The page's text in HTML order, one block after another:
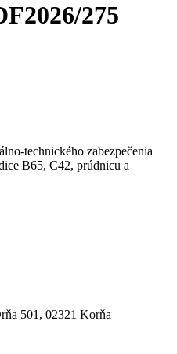
275
technického zabezpečenia
B65, C42, prúdnicu a
501, 02321 Korňa